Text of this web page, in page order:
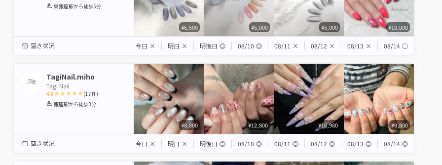
1 2 3 4 5
東銀座駅から徒歩5分
¥6,500 ¥5,000 ¥5,000 ¥10,000
空き状況 今日 × 明日 × 明後日 ◎ 08/10 ◎ 08/11 × 08/12 × 08/13 × 08/14 ◯
TagiNail.miho
Tagi Nail
4.6
1 2 3 4 5
(17件)
銀座駅から徒歩3分
¥8,800 ¥12,800 ¥16,980 ¥9,800
空き状況 今日 × 明日 × 明後日 ◎ 08/10 ◎ 08/11 ◎ 08/12 ◎ 08/13 ◎ 08/14 ◎